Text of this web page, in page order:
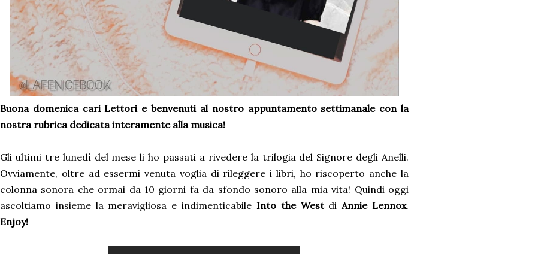
Buona domenica cari Lettori e benvenuti al nostro appuntamento settimanalecon la
nostra rubrica dedicata interamente alla musica!
Gli ultimi tre lunedì del mese li ho passati a rivedere la trilogia del Signore degli Anelli.
Ovviamente, oltre ad essermi venuta voglia di rileggere i libri, ho riscoperto anche la
colonna sonora che ormai da 10 giorni fa da sfondo sonoro alla mia vita! Quindi oggi
ascoltiamo insieme la meravigliosa e indimenticabile Into the West diAnnie Lennox.
Enjoy!